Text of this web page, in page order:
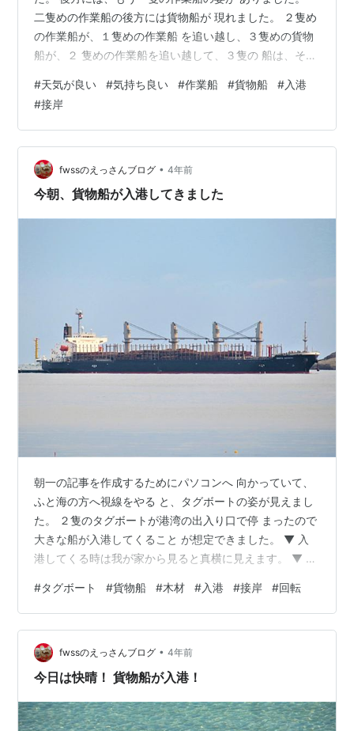
二隻めの作業船の後方には貨物船が 現れました。 ２隻め
の作業船が、１隻めの作業船 を追い越し、３隻めの貨物
船が、２ 隻めの作業船を追い越して、３隻の 船は、それ
た手前のサッシ戸を目 一杯開けて風を取り入れました。
天気も良く気持ちの良い日になりま した。
#天気が良い #気持ち良い #作業船 #貨物船 #入港
#接岸
fwssのえっさんブログ • 4年前
今朝、貨物船が入港してきました
朝一の記事を作成するためにパソコンへ 向かっていて、
ふと海の方へ視線をやる と、タグボートの姿が見えまし
た。 ２隻のタグボートが港湾の出入り口で停 まったので
大きな船が入港してくること が想定できました。 ▼ 入
港してくる時は我が家から見ると真横に見えます。 ▼ 船
でいるせいか船体が沈み平たく見えます。 ▼ 木材を積ん
でいるようです。 ▼ 岸壁に近づいてきました。 ▼ 方向
転換を始めました。 ▼ 接岸してタグボートが離れていき
ます。 ▼ ２隻のタグボートは隣の港へ行くのか？ 湾外
へ出てい きました。 ▼ 貨物船の方は直ぐに作業が始ま
#タグボート #貨物船 #木材 #入港 #接岸 #回転
fwssのえっさんブログ • 4年前
今日は快晴！ 貨物船が入港！